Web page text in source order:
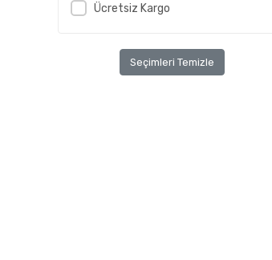
Ücretsiz Kargo
Seçimleri Temizle